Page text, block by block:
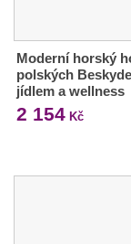
Moderní horský
polských
jídlem a wellness
2 154 Kč